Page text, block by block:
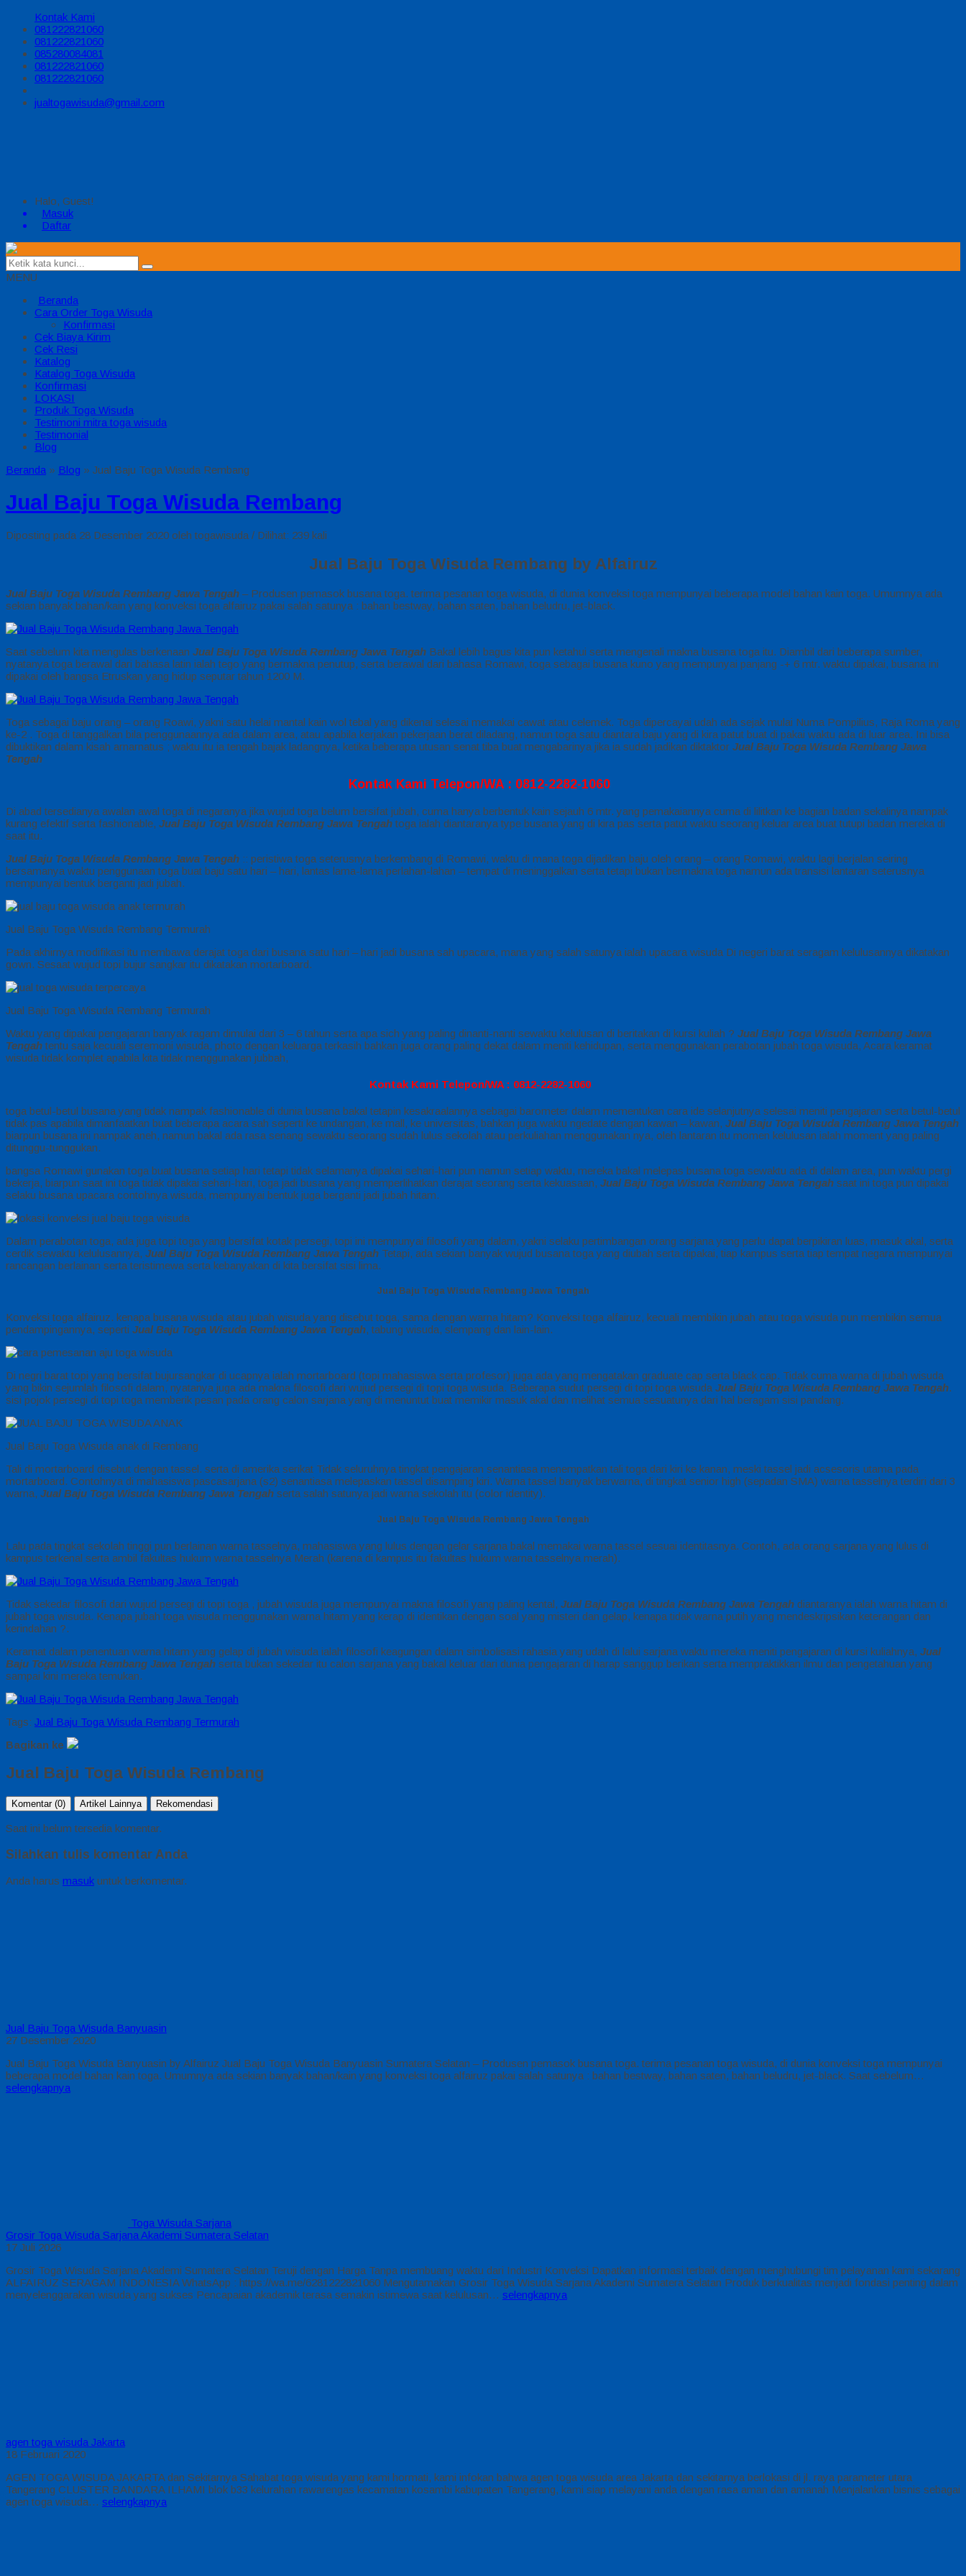
Kontak Kami
081222821060
081222821060
085280084081
081222821060
081222821060
jualtogawisuda@gmail.com
Halo, Guest!
Masuk
Daftar
MENU
Beranda
Cara Order Toga Wisuda
Konfirmasi
Cek Biaya Kirim
Cek Resi
Katalog
Katalog Toga Wisuda
Konfirmasi
LOKASI
Produk Toga Wisuda
Testimoni mitra toga wisuda
Testimonial
Blog
Beranda » Blog » Jual Baju Toga Wisuda Rembang
Jual Baju Toga Wisuda Rembang
Diposting pada 28 Desember 2020 oleh togawisuda / Dilihat: 239 kali
Jual Baju Toga Wisuda Rembang by Alfairuz
Jual Baju Toga Wisuda Rembang Jawa Tengah – Produsen pemasok busana toga. terima pesanan toga wisuda, di dunia konveksi toga mempunyai beberapa model bahan kain toga. Umumnya ada
sekian banyak bahan/kain yang konveksi toga alfairuz pakai salah satunya : bahan bestway, bahan saten, bahan beludru, jet-black.
Saat sebelum kita mengulas berkenaan Jual Baju Toga Wisuda Rembang Jawa Tengah Bakal lebih bagus kita pun ketahui serta mengenali makna busana toga itu. Diambil dari beberapa sumber,
nyatanya toga berawal dari bahasa latin ialah tego yang bermakna penutup, serta berawal dari bahasa Romawi, toga sebagai busana kuno yang mempunyai panjang -+ 6 mtr. waktu dipakai, busana ini
dipakai oleh bangsa Etruskan yang hidup seputar tahun 1200 M.
Toga sebagai baju orang – orang Roawi, yakni satu helai mantal kain wol tebal yang dikenai selesai memakai cawat atau celemek. Toga dipercayai udah ada sejak mulai Numa Pompilius, Raja Roma yang
ke-2 . Toga di tanggalkan bila penggunaannya ada dalam area, atau apabila kerjakan pekerjaan berat diladang, namun toga satu diantara baju yang di kira patut buat di pakai waktu ada di luar area. Ini bisa
dibuktikan dalam kisah arnarnatus ; waktu itu ia tengah bajak ladangnya, ketika beberapa utusan senat tiba buat mengabarinya jika ia sudah jadikan diktaktor Jual Baju Toga Wisuda Rembang Jawa
Tengah
Kontak Kami Telepon/WA : 0812-2282-1060
Di abad tersedianya awalan awal toga di negaranya jika wujud toga belum bersifat jubah, cuma hanya berbentuk kain sejauh 6 mtr. yang pemakaiannya cuma di lilitkan ke bagian badan sekalinya nampak
kurang efektif serta fashionable, Jual Baju Toga Wisuda Rembang Jawa Tengah toga ialah diantaranya type busana yang di kira pas serta patut waktu seorang keluar area buat tutupi badan mereka di
saat itu.
Jual Baju Toga Wisuda Rembang Jawa Tengah :: peristiwa toga seterusnya berkembang di Romawi, waktu di mana toga dijadikan baju oleh orang – orang Romawi, waktu lagi berjalan seiring
bersamanya waktu penggunaan toga buat baju satu hari – hari, lantas lama-lama perlahan-lahan – tempat di meninggalkan serta tetapi bukan bermakna toga namun ada transisi lantaran seterusnya
mempunyai bentuk berganti jadi jubah.
Jual Baju Toga Wisuda Rembang Termurah
Pada akhirnya modifikasi itu membawa derajat toga dari busana satu hari – hari jadi busana sah upacara, mana yang salah satunya ialah upacara wisuda Di negeri barat seragam kelulusannya dikatakan
gown. Sesaat wujud topi bujur sangkar itu dikatakan mortarboard.
Jual Baju Toga Wisuda Rembang Termurah
Waktu yang dipakai pengajaran banyak ragam dimulai dari 3 – 6 tahun serta apa sich yang paling dinanti-nanti sewaktu kelulusan di beritakan di kursi kuliah ? Jual Baju Toga Wisuda Rembang Jawa
Tengah tentu saja kecuali seremoni wisuda, photo dengan keluarga terkasih bahkan juga orang paling dekat dalam meniti kehidupan, serta menggunakan perabotan jubah toga wisuda, Acara keramat
wisuda tidak komplet apabila kita tidak menggunakan jubbah,
Kontak Kami Telepon/WA : 0812-2282-1060
toga betul-betul busana yang tidak nampak fashionable di dunia busana bakal tetapin kesakraalannya sebagai barometer dalam mementukan cara ide selanjutnya selesai meniti pengajaran serta betul-betul
tidak pas apabila dimanfaatkan buat beberapa acara sah seperti ke undangan, ke mall, ke universitas, bahkan juga waktu ngedate dengan kawan – kawan, Jual Baju Toga Wisuda Rembang Jawa Tengah
biarpun busana ini nampak aneh, namun bakal ada rasa senang sewaktu seorang sudah lulus sekolah atau perkuliahan menggunakan nya, oleh lantaran itu momen kelulusan ialah moment yang paling
ditunggu-tunggukan.
bangsa Romawi gunakan toga buat busana setiap hari tetapi tidak selamanya dipakai sehari-hari pun namun setiap waktu, mereka bakal melepas busana toga sewaktu ada di dalam area, pun waktu pergi
bekerja, biarpun saat ini toga tidak dipakai sehari-hari, toga jadi busana yang memperlihatkan derajat seorang serta kekuasaan, Jual Baju Toga Wisuda Rembang Jawa Tengah saat ini toga pun dipakai
selaku busana upacara contohnya wisuda, mempunyai bentuk juga berganti jadi jubah hitam.
Dalam perabotan toga, ada juga topi toga yang bersifat kotak persegi, topi ini mempunyai filosofi yang dalam, yakni selaku pertimbangan orang sarjana yang perlu dapat berpikiran luas, masuk akal, serta
cerdik sewaktu kelulusannya, Jual Baju Toga Wisuda Rembang Jawa Tengah Tetapi, ada sekian banyak wujud busana toga yang diubah serta dipakai, tiap kampus serta tiap tempat negara mempunyai
rancangan berlainan serta teristimewa serta kebanyakan di kita bersifat sisi lima.
Jual Baju Toga Wisuda Rembang Jawa Tengah
Konveksi toga alfairuz. kenapa busana wisuda atau jubah wisuda yang disebut toga, sama dengan warna hitam? Konveksi toga alfairuz, kecuali membikin jubah atau toga wisuda pun membikin semua
pendampingannya, seperti Jual Baju Toga Wisuda Rembang Jawa Tengah, tabung wisuda, slempang dan lain-lain.
Di negri barat topi yang bersifat bujursangkar di ucapnya ialah mortarboard (topi mahasiswa serta profesor) juga ada yang mengatakan graduate cap serta black cap. Tidak cuma warna di jubah wisuda
yang bikin sejumlah filosofi dalam, nyatanya juga ada makna filosofi dari wujud persegi di topi toga wisuda. Beberapa sudut persegi di topi toga wisuda Jual Baju Toga Wisuda Rembang Jawa Tengah.
sisi pojok persegi di topi toga memberik pesan pada orang calon sarjana yang di menuntut buat memikir masuk akal dan melihat semua sesuatunya dari hal beragam sisi pandang.
Jual Baju Toga Wisuda anak di Rembang
Tali di mortarboard disebut dengan tassel. serta di amerika serikat Tidak seluruhnya tingkat pengajaran senantiasa menempatkan tali toga dari kiri ke kanan, meski tassel jadi acsesoris utama pada
mortarboard. Contohnya di mahasiswa pascasarjana (s2) senantiasa melepaskan tassel disamping kiri. Warna tassel banyak berwarna, di tingkat senior high (sepadan SMA) warna tasselnya terdiri dari 3
warna, Jual Baju Toga Wisuda Rembang Jawa Tengah serta salah satunya jadi warna sekolah itu (color identity).
Jual Baju Toga Wisuda Rembang Jawa Tengah
Lalu pada tingkat sekolah tinggi pun berlainan warna tasselnya, mahasiswa yang lulus dengan gelar sarjana bakal memakai warna tassel sesuai identitasnya. Contoh, ada orang sarjana yang lulus di
kampus terkenal serta ambil fakultas hukum warna tasselnya Merah (karena di kampus itu fakultas hukum warna tasselnya merah).
Tidak sekedar filosofi dari wujud persegi di topi toga , jubah wisuda juga mempunyai makna filosofi yang paling kental, Jual Baju Toga Wisuda Rembang Jawa Tengah diantaranya ialah warna hitam di
jubah toga wisuda. Kenapa jubah toga wisuda menggunakan warna hitam yang kerap di identikan dengan soal yang misteri dan gelap, kenapa tidak warna putih yang mendeskripsikan keterangan dan
kerindahan ?.
Keramat dalam penentuan warna hitam yang gelap di jubah wisuda ialah filosofi keagungan dalam simbolisasi rahasia yang udah di lalui sarjana waktu mereka meniti pengajaran di kursi kuliahnya, Jual
Baju Toga Wisuda Rembang Jawa Tengah serta bukan sekedar itu calon sarjana yang bakal keluar dari dunia pengajaran di harap sanggup berikan serta mempraktikkan ilmu dan pengetahuan yang
sampai kini mereka temukan.
Tags: Jual Baju Toga Wisuda Rembang Termurah
Bagikan ke
Jual Baju Toga Wisuda Rembang
Komentar (0) Artikel Lainnya Rekomendasi
Saat ini belum tersedia komentar.
Silahkan tulis komentar Anda
Anda harus masuk untuk berkomentar.
Jual Baju Toga Wisuda Banyuasin
27 Desember 2020
Jual Baju Toga Wisuda Banyuasin by Alfairuz Jual Baju Toga Wisuda Banyuasin Sumatera Selatan – Produsen pemasok busana toga. terima pesanan toga wisuda, di dunia konveksi toga mempunyai
beberapa model bahan kain toga. Umumnya ada sekian banyak bahan/kain yang konveksi toga alfairuz pakai salah satunya : bahan bestway, bahan saten, bahan beludru, jet-black. Saat sebelum…
selengkapnya
Toga Wisuda Sarjana
Grosir Toga Wisuda Sarjana Akademi Sumatera Selatan
17 Juli 2026
Grosir Toga Wisuda Sarjana Akademi Sumatera Selatan Teruji dengan Harga Tanpa membuang waktu dari Industri Konveksi Dapatkan informasi terbaik dengan menghubungi tim pelayanan kami sekarang
ALFAIRUZ SERAGAM INDONESIA WhatsApp : https://wa.me/6281222821060 Mengutamakan Grosir Toga Wisuda Sarjana Akademi Sumatera Selatan Produk berkualitas menjadi fondasi penting dalam
menyelenggarakan wisuda yang sukses Pencapaian akademik terasa semakin istimewa saat kelulusan… selengkapnya
agen toga wisuda Jakarta
18 Februari 2020
AGEN TOGA WISUDA JAKARTA dan Sekitarnya Sahabat toga wisuda yang kami hormati, kami infokan bahwa agen toga wisuda area Jakarta dan sekitarnya berlokasi di jl. raya parameter utara
Tangerang CLUSTER BANDARA ILHAMI blok b33 kelurahan rawarengas kecamatan kosambi kabupaten Tangerang, kami siap melayani anda dengan rasa aman dan amanah Menjalankan bisnis sebagai
agen toga wisuda… selengkapnya